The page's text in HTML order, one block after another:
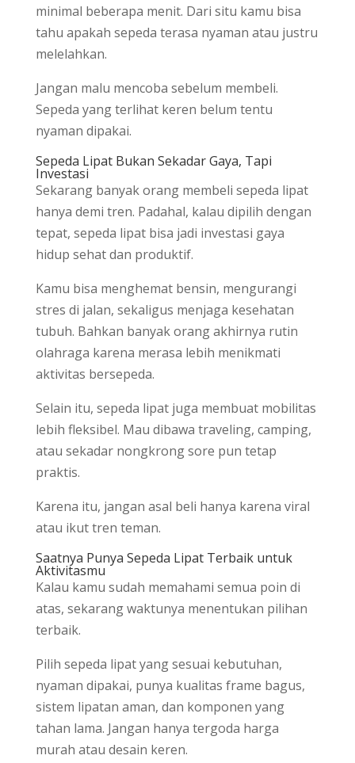
minimal beberapa menit. Dari situ kamu bisa
tahu apakah sepeda terasa nyaman atau justru
melelahkan.
Jangan malu mencoba sebelum membeli.
Sepeda yang terlihat keren belum tentu
nyaman dipakai.
Sepeda Lipat Bukan Sekadar Gaya, Tapi
Investasi
Sekarang banyak orang membeli sepeda lipat
hanya demi tren. Padahal, kalau dipilih dengan
tepat, sepeda lipat bisa jadi investasi gaya
hidup sehat dan produktif.
Kamu bisa menghemat bensin, mengurangi
stres di jalan, sekaligus menjaga kesehatan
tubuh. Bahkan banyak orang akhirnya rutin
olahraga karena merasa lebih menikmati
aktivitas bersepeda.
Selain itu, sepeda lipat juga membuat mobilitas
lebih fleksibel. Mau dibawa traveling, camping,
atau sekadar nongkrong sore pun tetap
praktis.
Karena itu, jangan asal beli hanya karena viral
atau ikut tren teman.
Saatnya Punya Sepeda Lipat Terbaik untuk
Aktivitasmu
Kalau kamu sudah memahami semua poin di
atas, sekarang waktunya menentukan pilihan
terbaik.
Pilih sepeda lipat yang sesuai kebutuhan,
nyaman dipakai, punya kualitas frame bagus,
sistem lipatan aman, dan komponen yang
tahan lama. Jangan hanya tergoda harga
murah atau desain keren.